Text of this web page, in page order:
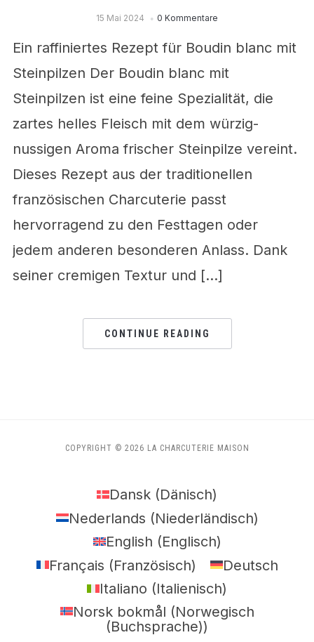
15 Mai 2024 0 Kommentare
Ein raffiniertes Rezept für Boudin blanc mit
Steinpilzen Der Boudin blanc mit
Steinpilzen ist eine feine Spezialität, die
zartes helles Fleisch mit dem würzig-
nussigen Aroma frischer Steinpilze vereint.
Dieses Rezept aus der traditionellen
französischen Charcuterie passt
hervorragend zu den Festtagen oder
jedem anderen besonderen Anlass. Dank
seiner cremigen Textur und […]
CONTINUE READING
COPYRIGHT © 2026 LA CHARCUTERIE MAISON
Dansk (Dänisch)
Nederlands (Niederländisch)
English (Englisch)
Français (Französisch)
Deutsch
Italiano (Italienisch)
Norsk bokmål (Norwegisch
(Buchsprache))